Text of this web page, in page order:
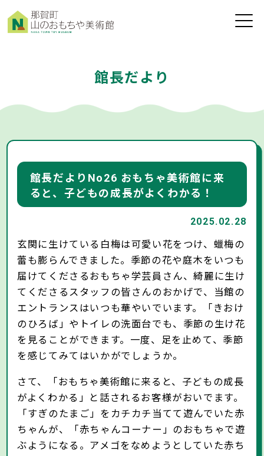
toggle
館長だより
館長だよりNo26 おもちゃ美術館に来
ると、子どもの成長がよくわかる！
2025.02.28
玄関に生けている白梅は可愛い花をつけ、蠟梅の
蕾も膨らんできました。季節の花や庭木をいつも
届けてくださるおもちゃ学芸員さん、綺麗に生け
てくださるスタッフの皆さんのおかげで、当館の
エントランスはいつも華やいでいます。「きおけ
のひろば」やトイレの洗面台でも、季節の生け花
を見ることができます。一度、足を止めて、季節
を感じてみてはいかがでしょうか。
さて、「おもちゃ美術館に来ると、子どもの成長
がよくわかる」と話されるお客様がおいでます。
「すぎのたまご」をカチカチ当てて遊んでいた赤
ちゃんが、「赤ちゃんコーナー」のおもちゃで遊
ぶようになる。アメゴをなめようとしていた赤ち